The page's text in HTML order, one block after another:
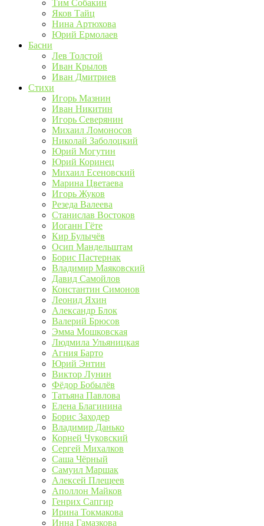
Тим Собакин
Яков Тайц
Нина Артюхова
Юрий Ермолаев
Басни
Лев Толстой
Иван Крылов
Иван Дмитриев
Стихи
Игорь Мазнин
Иван Никитин
Игорь Северянин
Михаил Ломоносов
Николай Заболоцкий
Юрий Могутин
Юрий Коринец
Михаил Есеновский
Марина Цветаева
Игорь Жуков
Резеда Валеева
Станислав Востоков
Иоганн Гёте
Кир Булычёв
Осип Мандельштам
Борис Пастернак
Владимир Маяковский
Давид Самойлов
Константин Симонов
Леонид Яхин
Александр Блок
Валерий Брюсов
Эмма Мошковская
Людмила Ульяницкая
Агния Барто
Юрий Энтин
Виктор Лунин
Фёдор Бобылёв
Татьяна Павлова
Елена Благинина
Борис Заходер
Владимир Данько
Корней Чуковский
Сергей Михалков
Саша Чёрный
Самуил Маршак
Алексей Плещеев
Аполлон Майков
Генрих Сапгир
Ирина Токмакова
Инна Гамазкова